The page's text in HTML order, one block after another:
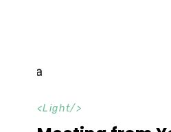
<Light/>